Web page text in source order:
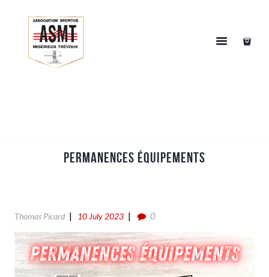
Permanences équipements
Thomas Picard 10 July 2023 0